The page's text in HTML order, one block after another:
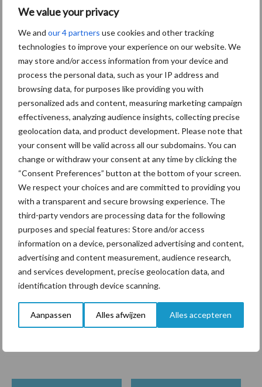
We value your privacy
We and our 4 partners use cookies and other tracking
technologies to improve your experience on our website. We
may store and/or access information from your device and
process the personal data, such as your IP address and
browsing data, for purposes like providing you with
personalized ads and content, measuring marketing campaign
effectiveness, analyzing audience insights, collecting precise
geolocation data, and product development. Please note that
your consent will be valid across all our subdomains. You can
change or withdraw your consent at any time by clicking the
“Consent Preferences” button at the bottom of your screen.
We respect your choices and are committed to providing you
with a transparent and secure browsing experience. The
third-party vendors are processing data for the following
purposes and special features: Store and/or access
information on a device, personalized advertising and content,
advertising and content measurement, audience research,
and services development, precise geolocation data, and
identification through device scanning.
Aanpassen Alles afwijzen Alles accepteren
Aanbevolen voor jou!
ForFarmers ziet volume en
marktaandeel groeien in
krimpende Nederlandse
markt
Tien praktische tips voor
een langere levensduur
“Vraag naar praktische
hygieneoplossingen is in
Polen groter dan ooit”
Themapagina's